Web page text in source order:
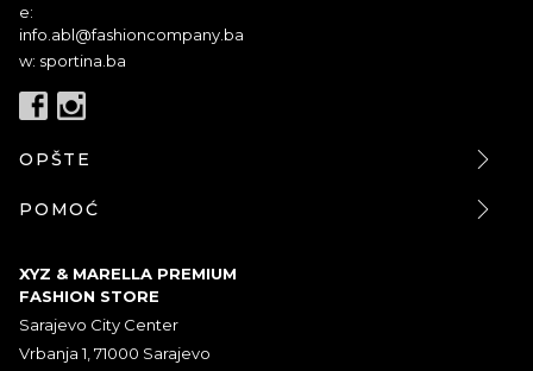
e:
info.abl@fashioncompany.ba
w: sportina.ba
OPŠTE
POMOĆ
XYZ & MARELLA PREMIUM
FASHION STORE
Sarajevo City Center
Vrbanja 1, 71000 Sarajevo